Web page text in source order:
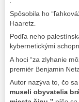
Spôsobila ho
Haaretz.
Podľa neho
kybernetickými
A hoci “za zlyhanie
premiér Benjamin
Autor nazýva to, čo
museli obyvatelia